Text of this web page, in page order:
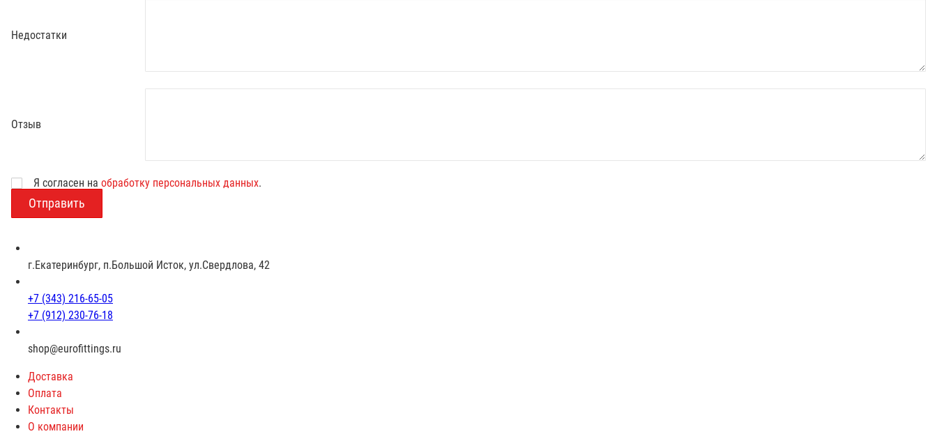
Недостатки
Отзыв
ВозрастЯ согласен на обработку персональных данных.
г.Екатеринбург, п.Большой Исток, ул.Свердлова, 42
+7 (343) 216-65-05
+7 (912) 230-76-18
shop@eurofittings.ru
Доставка
Оплата
Контакты
О компании